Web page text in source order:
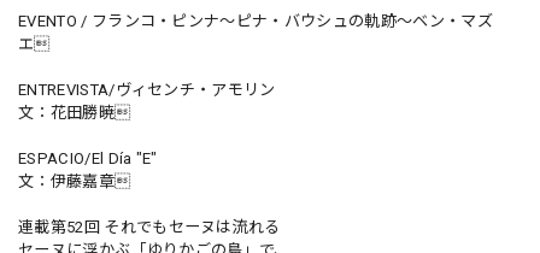
EVENTO / フランコ・ピンナ〜ピナ・バウシュの軌跡〜ベン・マズ
エ
ENTREVISTA/ヴィセンチ・アモリン
文：花田勝暁
ESPACIO/El Día "E"
文：伊藤嘉章
連載第52回 それでもセーヌは流れる